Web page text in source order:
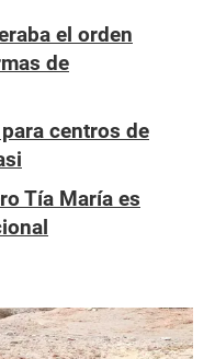
el orden
de
centros de
Tía María es